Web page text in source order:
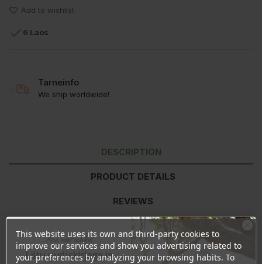
Add to wishlist
 6 Laos
Tarneinfo
We ship worldwide!
DESCRIPTION
PRODUCT DETAILS
REVIEWS
Nutritional value
per 100g
Energy
2144kJ/513kcal
This website uses its own and third-party cookies to
improve our services and show you advertising related to
your preferences by analyzing your browsing habits. To
Ära veel lahku!
Liitu uudiskirjaga ja